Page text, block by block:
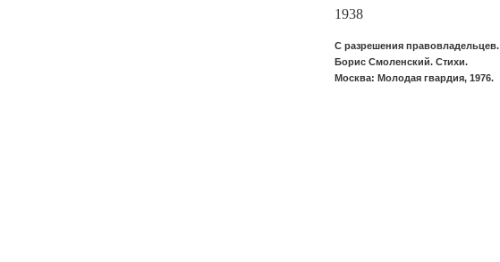
1938
С разрешения правовладельцев.
Борис Смоленский. Стихи.
Москва: Молодая гвардия, 1976.